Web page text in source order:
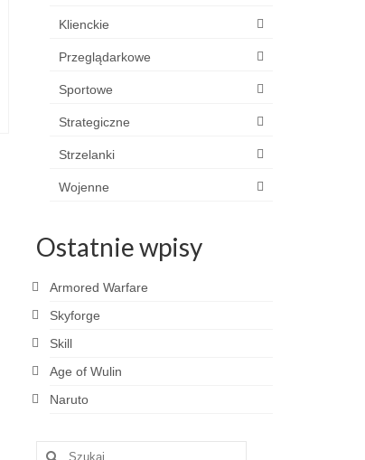
Klienckie
Przeglądarkowe
Sportowe
Strategiczne
Strzelanki
Wojenne
Ostatnie wpisy
Armored Warfare
Skyforge
Skill
Age of Wulin
Naruto
Szuklaj